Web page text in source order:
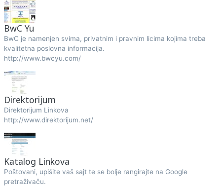
BwC Yu
BwC je namenjen svima, privatnim i pravnim licima kojima treba
kvalitetna poslovna informacija.
http://www.bwcyu.com/
Direktorijum
Direktorijum Linkova
http://www.direktorijum.net/
Katalog Linkova
Poštovani, upišite vaš sajt te se bolje rangirajte na Google
pretraživaču.